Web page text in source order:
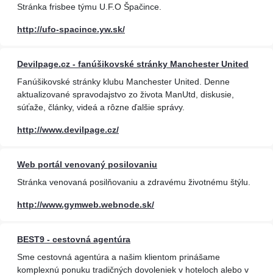
Stránka frisbee týmu U.F.O Špačince.
http://ufo-spacince.yw.sk/
Devilpage.cz - fanúšikovské stránky Manchester United
Fanúšikovské stránky klubu Manchester United. Denne
aktualizované spravodajstvo zo života ManUtd, diskusie,
súťaže, články, videá a rôzne ďalšie správy.
http://www.devilpage.cz/
Web portál venovaný posilovaniu
Stránka venovaná posilňovaniu a zdravému životnému štýlu.
http://www.gymweb.webnode.sk/
BEST9 - cestovná agentúra
Sme cestovná agentúra a našim klientom prinášame
komplexnú ponuku tradičných dovoleniek v hoteloch alebo v